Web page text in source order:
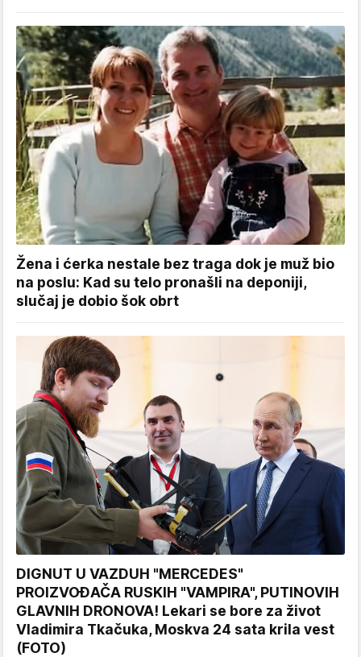
Žena i ćerka nestale bez traga dok je muž bio
na poslu: Kad su telo pronašli na deponiji,
slučaj je dobio šok obrt
DIGNUT U VAZDUH "MERCEDES"
PROIZVOĐAČA RUSKIH "VAMPIRA", PUTINOVIH
GLAVNIH DRONOVA! Lekari se bore za život
Vladimira Tkačuka, Moskva 24 sata krila vest
(FOTO)